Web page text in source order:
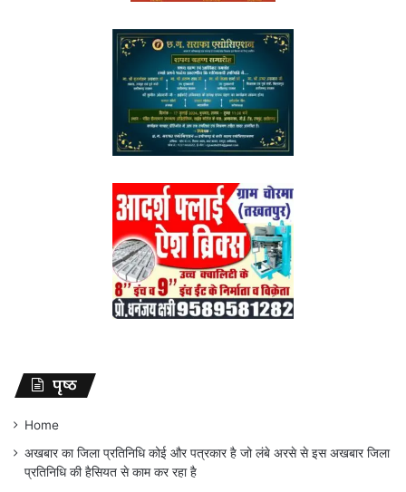
पृष्ठ
Home
अखबार का जिला प्रतिनिधि कोई और पत्रकार है जो लंबे अरसे से इस अखबार जिला
प्रतिनिधि की हैसियत से काम कर रहा है